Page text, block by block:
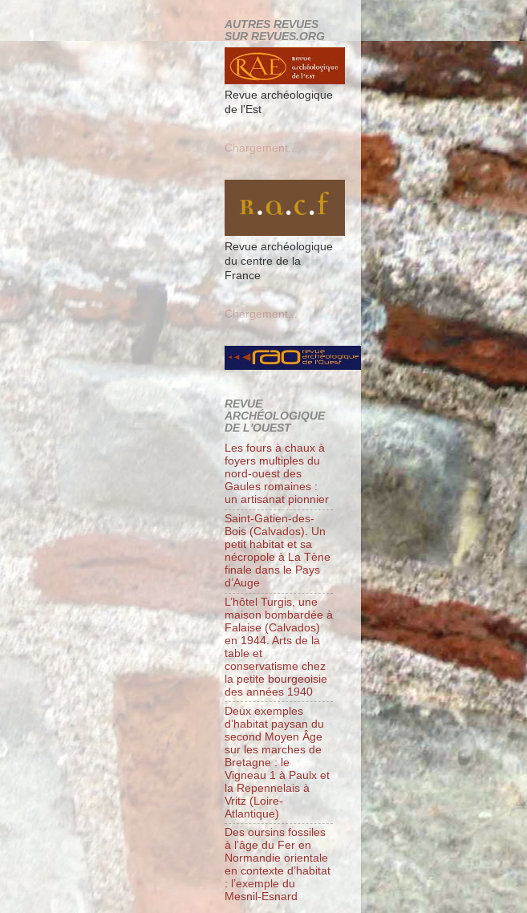
AUTRES REVUES
SUR REVUES.ORG
Revue archéologique
de l'Est
Chargement...
Revue archéologique
du centre de la
France
Chargement...
REVUE
ARCHÉOLOGIQUE
DE L'OUEST
Les fours à chaux à
foyers multiples du
nord-ouest des
Gaules romaines :
un artisanat pionnier
Saint-Gatien-des-
Bois (Calvados). Un
petit habitat et sa
nécropole à La Tène
finale dans le Pays
d’Auge
L’hôtel Turgis, une
maison bombardée à
Falaise (Calvados)
en 1944. Arts de la
table et
conservatisme chez
la petite bourgeoisie
des années 1940
Deux exemples
d’habitat paysan du
second Moyen Âge
sur les marches de
Bretagne : le
Vigneau 1 à Paulx et
la Repennelais à
Vritz (Loire-
Atlantique)
Des oursins fossiles
à l’âge du Fer en
Normandie orientale
en contexte d’habitat
: l’exemple du
Mesnil-Esnard